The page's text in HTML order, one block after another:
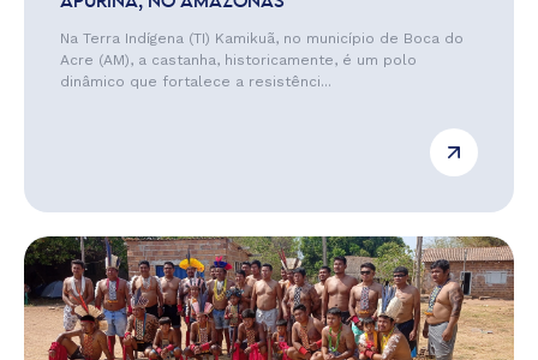
Na Terra Indígena (TI) Kamikuã, no município de Boca do
Acre (AM), a castanha, historicamente, é um polo
dinâmico que fortalece a resistênci...